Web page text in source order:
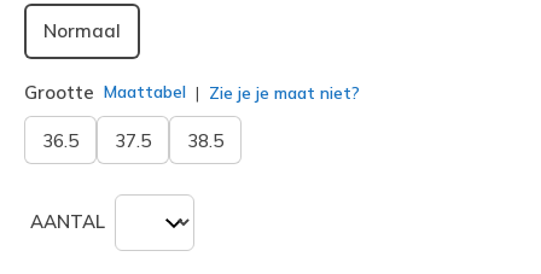
Normaal
Grootte Maattabel Zie je je maat niet?
36.5 37.5 38.5
AANTAL